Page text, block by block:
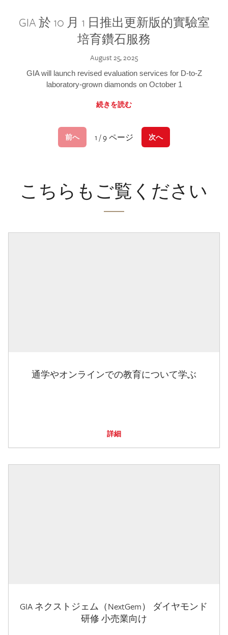
GIA 於 10 月 1 日推出更新版的實驗室
培育鑽石服務
August 25, 2025
GIA will launch revised evaluation services for D-to-Z
laboratory-grown diamonds on October 1
続きを読む
前へ 1 / 9 ページ 次へ
こちらもご覧ください
通学やオンラインでの教育について学ぶ
詳細
GIA ネクストジェム（NextGem） ダイヤモンド
研修 小売業向け